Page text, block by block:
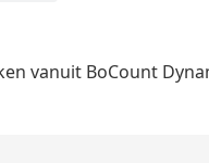
vanuit BoCount